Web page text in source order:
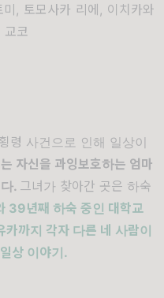
미, 토모사카 리에, 이치카와
교코
령 사건으로 인해 일상이
자신을 과잉보호하는 엄마
. 그녀가 찾아간 곳은 하숙
39년째 하숙 중인 대학교
카까지 각자 다른 네 사람이
상 이야기.